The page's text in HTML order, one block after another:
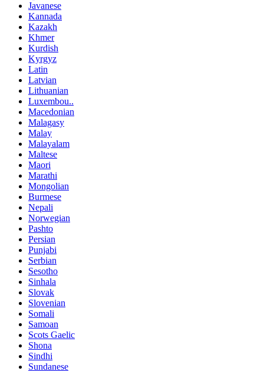
Javanese
Kannada
Kazakh
Khmer
Kurdish
Kyrgyz
Latin
Latvian
Lithuanian
Luxembou..
Macedonian
Malagasy
Malay
Malayalam
Maltese
Maori
Marathi
Mongolian
Burmese
Nepali
Norwegian
Pashto
Persian
Punjabi
Serbian
Sesotho
Sinhala
Slovak
Slovenian
Somali
Samoan
Scots Gaelic
Shona
Sindhi
Sundanese